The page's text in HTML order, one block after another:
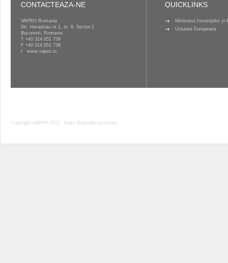
CONTACTEAZA-NE
VAPRO Romania
Str. Herastrau nr 1, et. 6, Sector 1
Bucuresti, Romania
T +40 314 051 739
F +40 314 051 738
www.vapro.ro
QUICKLINKS
Ministerul Investițiilor și
Uniunea Europeana
Copyright VAPRO 2022, Toate drepturile rezervate